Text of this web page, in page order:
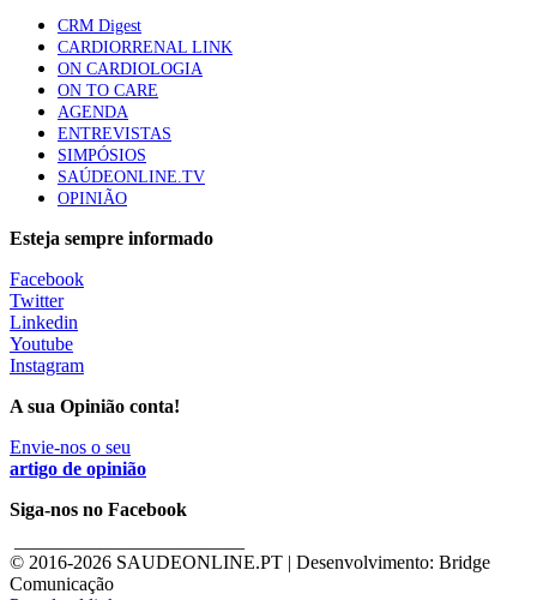
CRM Digest
CARDIORRENAL LINK
ON CARDIOLOGIA
ON TO CARE
AGENDA
ENTREVISTAS
SIMPÓSIOS
SAÚDEONLINE.TV
OPINIÃO
Esteja sempre informado
Facebook
Twitter
Linkedin
Youtube
Instagram
A sua Opinião conta!
Envie-nos o seu
artigo de opinião
Siga-nos no Facebook
© 2016-2026 SAUDEONLINE.PT | Desenvolvimento: Bridge
Comunicação